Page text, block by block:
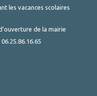
les vacances scolaires
de la mairie
06.25.86.16.65